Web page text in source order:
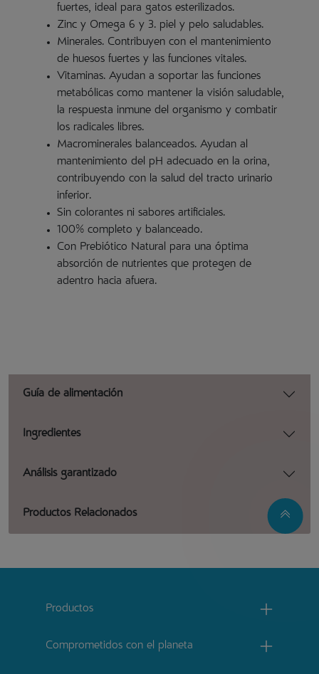
fuertes, ideal para gatos esterilizados.
Zinc y Omega 6 y 3. piel y pelo saludables.
Minerales. Contribuyen con el mantenimiento
de huesos fuertes y las funciones vitales.
Vitaminas. Ayudan a soportar las funciones
metabólicas como mantener la visión saludable,
la respuesta inmune del organismo y combatir
los radicales libres.
Macrominerales balanceados. Ayudan al
mantenimiento del pH adecuado en la orina,
contribuyendo con la salud del tracto urinario
inferior.
Sin colorantes ni sabores artificiales.
100% completo y balanceado.
Con Prebiótico Natural para una óptima
absorción de nutrientes que protegen de
adentro hacia afuera.
Guía de alimentación
Ingredientes
Análisis garantizado
Productos Relacionados
Productos
Comprometidos con el planeta